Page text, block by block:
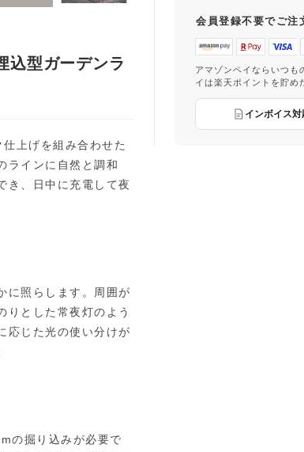
会員登録不要でご注
アマゾンペイならいつも
イは楽天ポイントを貯め
インボイス
込型ガーデンラ
上げを組み合わせた
ラインに自然と調和
き、日中に充電して夜
に照らします。周囲が
りとした常夜灯のよう
応じた光の使い分けが
の掘り込みが必要で